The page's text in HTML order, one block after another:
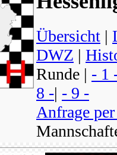
Übersicht |
DWZ |
Runde | - 1
8 -| - 9 -
Anfrage